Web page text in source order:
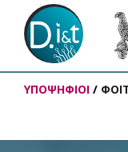
ΥΠΟΨΗΦΙΟΙ /